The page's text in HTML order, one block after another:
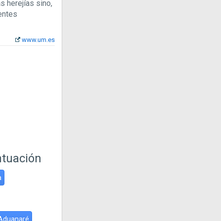
herejías sino,
www.um.es